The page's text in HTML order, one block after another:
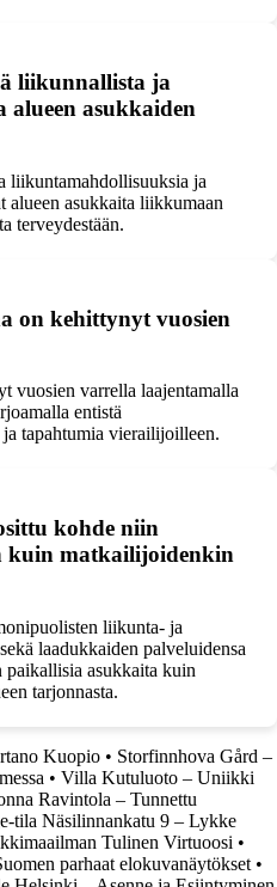
liikunnallista ja
alueen asukkaiden
liikuntamahdollisuuksia ja
alueen asukkaita liikkumaan
terveydestään.
on kehittynyt vuosien
vuosien varrella laajentamalla
entistä
tapahtumia vierailijoilleen.
kohde niin
kuin matkailijoidenkin
liikunta- ja
laadukkaiden palveluidensa
paikallisia asukkaita kuin
tarjonnasta.
Kuopio • Storfinnhova Gård –
• Villa Kutuluoto – Uniikki
Ravintola – Tunnettu
tila Näsilinnankatu 9 – Lykke
Tulinen Virtuoosi •
parhaat elokuvanäytökset •